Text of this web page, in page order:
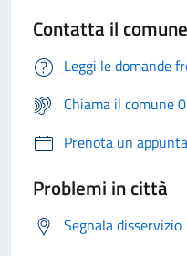
Contatta il comune
Leggi le domande
Chiama il comune
Prenota un
Problemi in città
Segnala disservizio